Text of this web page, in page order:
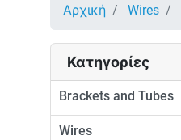
Αρχική Wires
Κατηγορίες
Brackets and Tubes
Wires